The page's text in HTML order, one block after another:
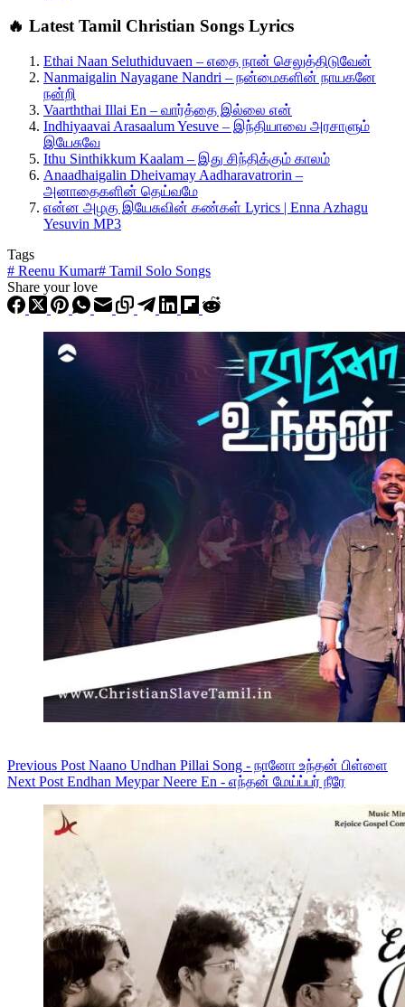
🔥 Latest Tamil Christian Songs Lyrics
Ethai Naan Seluthiduvaen – எதை நான் செலுத்திடுவேன்
Nanmaigalin Nayagane Nandri – நன்மைகளின் நாயகனே
நன்றி
Vaarththai Illai En – வார்த்தை இல்லை என்
Indhiyaavai Arasaalum Yesuve – இந்தியாவை அரசாளும்
இயேசுவே
Ithu Sinthikkum Kaalam – இது சிந்திக்கும் காலம்
Anaadhaigalin Dheivamay Aadharavatrorin –
அனாதைகளின் தெய்வமே
என்ன அழகு இயேசுவின் கண்கள் Lyrics | Enna Azhagu
Yesuvin MP3
Tags
# Reenu Kumar# Tamil Solo Songs
Share your love
Previous Post Naano Undhan Pillai Song - நானோ உந்தன் பிள்ளை
Next Post Endhan Meypar Neere En - எந்தன் மேய்ப்பர் நீரே